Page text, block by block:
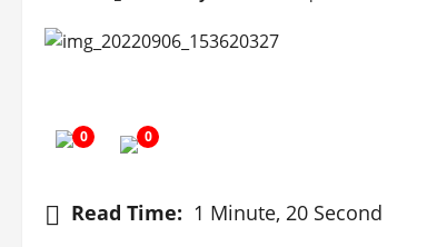
0 0
Read Time: 1 Minute, 20 Second